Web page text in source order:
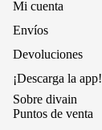
Mi cuenta
Envíos
Devoluciones
¡Descarga la app!
Sobre divain
Puntos de venta